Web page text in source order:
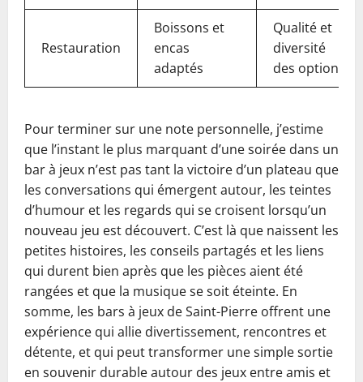
Restauration
Boissons et
encas
adaptés
Qualité et
diversité
des options
Pour terminer sur une note personnelle, j’estime
que l’instant le plus marquant d’une soirée dans un
bar à jeux n’est pas tant la victoire d’un plateau que
les conversations qui émergent autour, les teintes
d’humour et les regards qui se croisent lorsqu’un
nouveau jeu est découvert. C’est là que naissent les
petites histoires, les conseils partagés et les liens
qui durent bien après que les pièces aient été
rangées et que la musique se soit éteinte. En
somme, les bars à jeux de Saint-Pierre offrent une
expérience qui allie divertissement, rencontres et
détente, et qui peut transformer une simple sortie
en souvenir durable autour des jeux entre amis et